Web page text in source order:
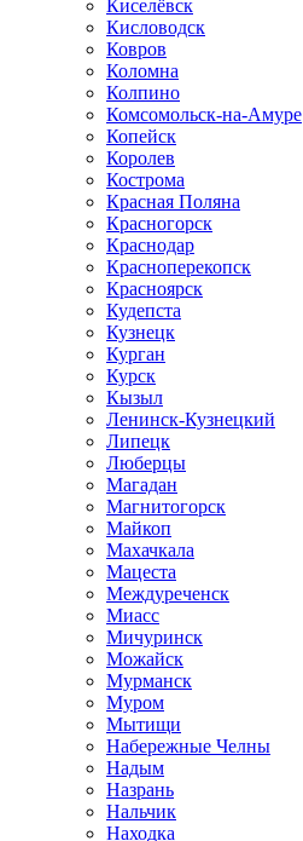
Киселёвск
Кисловодск
Ковров
Коломна
Колпино
Комсомольск-на-Амуре
Копейск
Королев
Кострома
Красная Поляна
Красногорск
Краснодар
Красноперекопск
Красноярск
Кудепста
Кузнецк
Курган
Курск
Кызыл
Ленинск-Кузнецкий
Липецк
Люберцы
Магадан
Магнитогорск
Майкоп
Махачкала
Мацеста
Междуреченск
Миасс
Мичуринск
Можайск
Мурманск
Муром
Мытищи
Набережные Челны
Надым
Назрань
Нальчик
Находка